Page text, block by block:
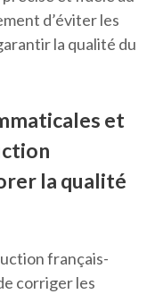
d’éviter les
la qualité du
et
la qualité
français-
corriger les